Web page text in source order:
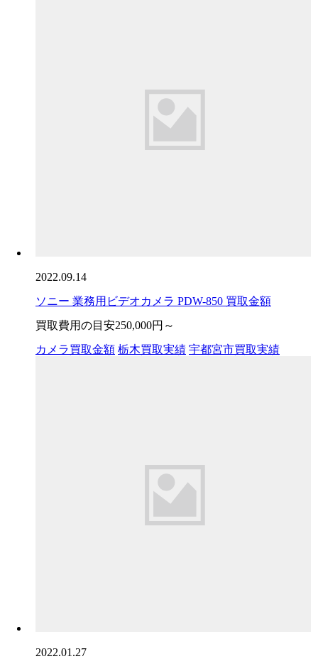
2022.09.14
ソニー 業務用ビデオカメラ PDW-850 買取金額
買取費用の目安250,000円～
カメラ買取金額 栃木買取実績 宇都宮市買取実績
2022.01.27